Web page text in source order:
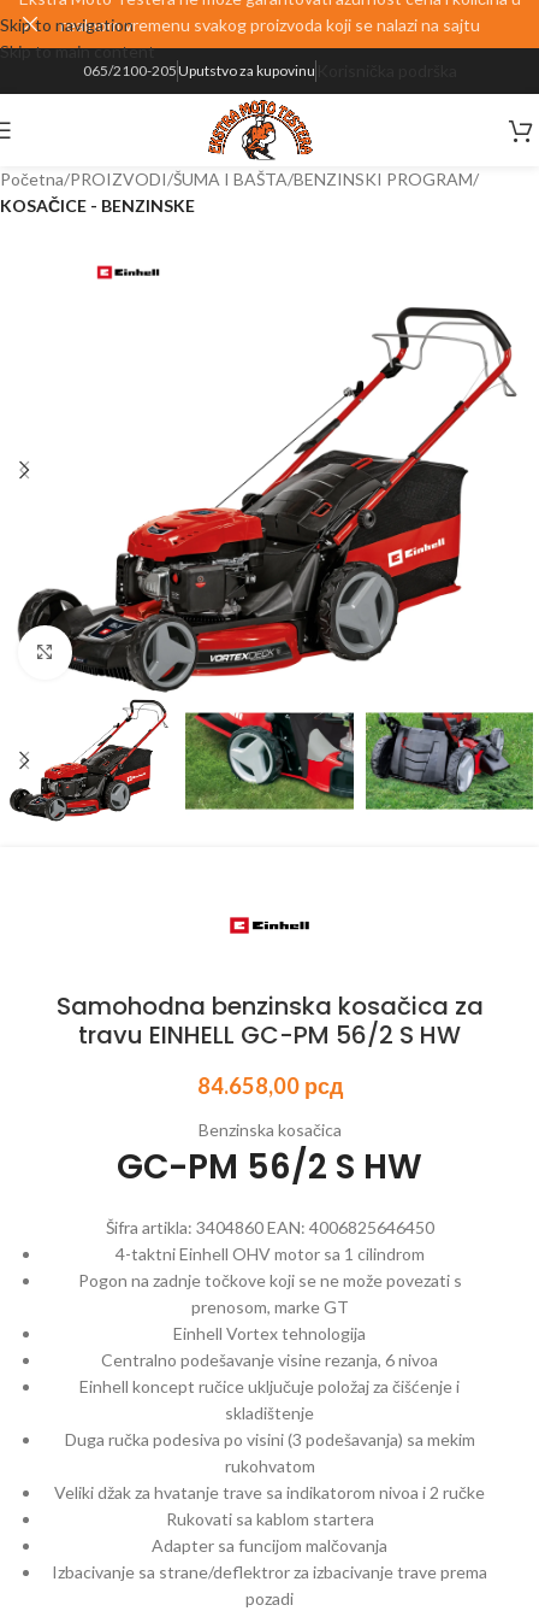
Skip to navigation
Skip to main content
realnom vremenu svakog proizvoda koji se nalazi na sajtu
065/2100-205Uputstvo za kupovinu
Početna PROIZVODI ŠUMA I BAŠTA BENZINSKI PROGRAM
KOSAČICE - BENZINSKE
Kliknite za uvećanje
Samohodna benzinska kosačica za
travu EINHELL GC-PM 56/2 S HW
84.658,00 рсд
Benzinska kosačica
GC-PM 56/2 S HW
Šifra artikla: 3404860EAN: 4006825646450
4-taktni Einhell OHV motor sa 1 cilindrom
Pogon na zadnje točkove koji se ne može povezati s
prenosom, marke GT
Einhell Vortex tehnologija
Centralno podešavanje visine rezanja, 6 nivoa
Einhell koncept ručice uključuje položaj za čišćenje i
skladištenje
Duga ručka podesiva po visini (3 podešavanja) sa mekim
rukohvatom
Veliki džak za hvatanje trave sa indikatorom nivoa i 2 ručke
Rukovati sa kablom startera
Adapter sa funcijom malčovanja
Izbacivanje sa strane/deflektror za izbacivanje trave prema
pozadi